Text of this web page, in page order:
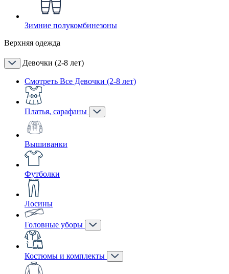
Зимние полукомбинезоны
Верхняя одежда
Девочки (2-8 лет)
Смотреть Все Девочки (2-8 лет)
Платья, сарафаны
Вышиванки
Футболки
Лосины
Головные уборы
Костюмы и комплекты